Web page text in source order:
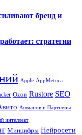
бренд и
стратегии
Apple AppMetrica
Ozon Rustore SEO
Ашманов и Партнеры
интеллект
Минцифры Нейросети